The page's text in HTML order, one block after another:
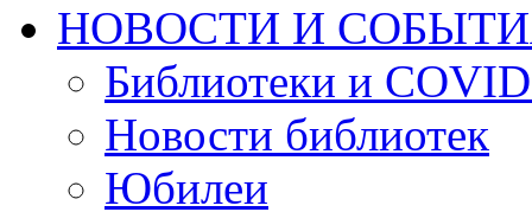
НОВОСТИ И
Библиотеки и
Новости библиотек
Юбилеи